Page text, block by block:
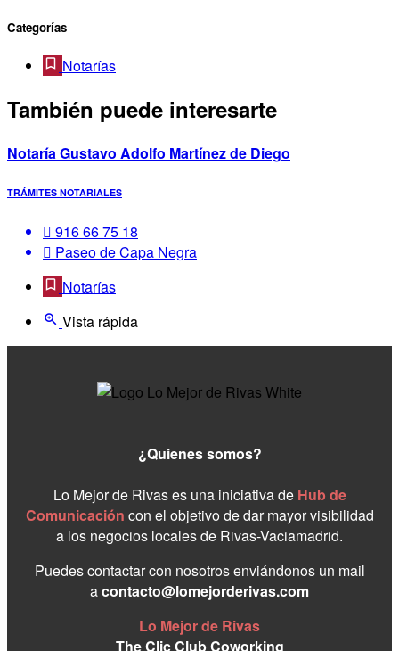
Categorías
Notarías
También puede interesarte
Notaría Gustavo Adolfo Martínez de Diego
TRÁMITES NOTARIALES
916 66 75 18
Paseo de Capa Negra
Notarías
Vista rápida
¿Quienes somos?
Lo Mejor de Rivas es una iniciativa de Hub de
Comunicación con el objetivo de dar mayor visibilidad
a los negocios locales de Rivas-Vaciamadrid.
Puedes contactar con nosotros enviándonos un mail
acontacto@lomejorderivas.com
Lo Mejor de Rivas
The Clic Club Coworking